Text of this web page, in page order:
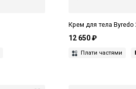
Крем для тела Byredo
12 650 ₽
Плати частями